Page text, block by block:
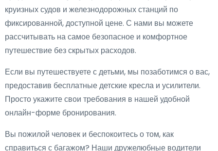
круизных судов и железнодорожных станций по
фиксированной, доступной цене. С нами вы можете
рассчитывать на самое безопасное и комфортное
путешествие без скрытых расходов.
Если вы путешествуете с детьми, мы позаботимся о вас,
предоставив бесплатные детские кресла и усилители.
Просто укажите свои требования в нашей удобной
онлайн-форме бронирования.
Вы пожилой человек и беспокоитесь о том, как
справиться с багажом? Наши дружелюбные водители